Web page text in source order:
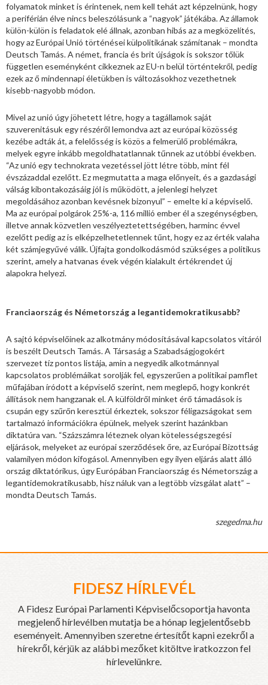
folyamatok minket is érintenek, nem kell tehát azt képzelnünk, hogy
a periférián élve nincs beleszólásunk a “nagyok” játékába. Az államok
külön-külön is feladatok elé állnak, azonban hibás az a megközelítés,
hogy az Európai Unió történései külpolitikának számítanak – mondta
Deutsch Tamás. A német, francia és brit újságok is sokszor tőlük
független eseményként cikkeznek az EU-n belül történtekről, pedig
ezek az ő mindennapi életükben is változásokhoz vezethetnek
kisebb-nagyobb módon.
Mivel az unió úgy jöhetett létre, hogy a tagállamok saját
szuverenitásuk egy részéről lemondva azt az európai közösség
kezébe adták át, a felelősség is közös a felmerülő problémákra,
melyek egyre inkább megoldhatatlannak tűnnek az utóbbi években.
“Az unió egy technokrata vezetéssel jött létre több, mint fél
évszázaddal ezelőtt. Ez megmutatta a maga előnyeit, és a gazdasági
válság kibontakozásáig jól is működött, a jelenlegi helyzet
megoldásához azonban kevésnek bizonyul” – emelte ki a képviselő.
Ma az európai polgárok 25%-a, 116 millió ember él a szegénységben,
illetve annak közvetlen veszélyeztetettségében, harminc évvel
ezelőtt pedig az is elképzelhetetlennek tűnt, hogy ez az érték valaha
két számjegyűvé válik. Újfajta gondolkodásmód szükséges a politikus
szerint, amely a hatvanas évek végén kialakult értékrendet új
alapokra helyezi.
Franciaország és Németország a legantidemokratikusabb?
A sajtó képviselőinek az alkotmány módosításával kapcsolatos vitáról
is beszélt Deutsch Tamás. A Társaság a Szabadságjogokért
szervezet tíz pontos listája, amin a negyedik alkotmánnyal
kapcsolatos problémáikat sorolják fel, egyszerűen a politikai pamflet
műfajában íródott a képviselő szerint, nem meglepő, hogy konkrét
állítások nem hangzanak el. A külföldről minket érő támadások is
csupán egy szűrőn keresztül érkeztek, sokszor féligazságokat sem
tartalmazó információkra épülnek, melyek szerint hazánkban
diktatúra van. “Százszámra léteznek olyan kötelességszegési
eljárások, melyeket az európai szerződések őre, az Európai Bizottság
valamilyen módon kifogásol. Amennyiben egy ilyen eljárás alatt álló
ország diktatórikus, úgy Európában Franciaország és Németország a
legantidemokratikusabb, hisz náluk van a legtöbb vizsgálat alatt” –
mondta Deutsch Tamás.
szegedma.hu
FIDESZ HÍRLEVÉL
A Fidesz Európai Parlamenti Képviselőcsoportja havonta
megjelenő hírlevélben mutatja be a hónap legjelentősebb
eseményeit. Amennyiben szeretne értesítőt kapni ezekről a
hírekről, kérjük az alábbi mezőket kitöltve iratkozzon fel
hírlevelünkre.